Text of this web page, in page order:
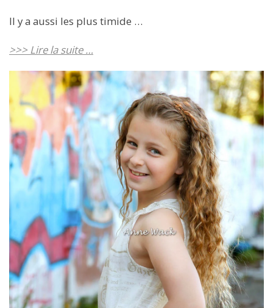
Il y a aussi les plus timide …
>>> Lire la suite …